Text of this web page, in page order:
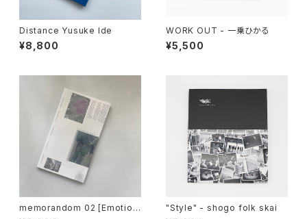
Distance Yusuke Ide
¥8,800
WORK OUT - 一乗ひかる
¥5,500
memorandom 02 [Emotion
"Style" - shogo folk skai